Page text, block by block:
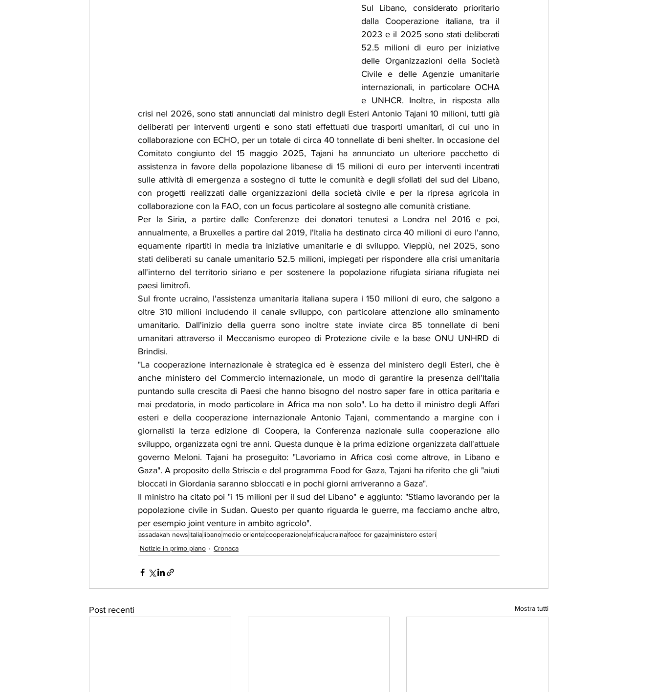
Sul Libano, considerato prioritario
dalla Cooperazione italiana, tra il
2023 e il 2025 sono stati deliberati
52.5 milioni di euro per iniziative
delle Organizzazioni della Società
Civile e delle Agenzie umanitarie
internazionali, in particolare OCHA
e UNHCR. Inoltre, in risposta alla
crisi nel 2026, sono stati annunciati dal ministro degli Esteri Antonio Tajani 10 milioni, tutti già
deliberati per interventi urgenti e sono stati effettuati due trasporti umanitari, di cui uno in
collaborazione con ECHO, per un totale di circa 40 tonnellate di beni shelter. In occasione del
Comitato congiunto del 15 maggio 2025, Tajani ha annunciato un ulteriore pacchetto di
assistenza in favore della popolazione libanese di 15 milioni di euro per interventi incentrati
sulle attività di emergenza a sostegno di tutte le comunità e degli sfollati del sud del Libano,
con progetti realizzati dalle organizzazioni della società civile e per la ripresa agricola in
collaborazione con la FAO, con un focus particolare al sostegno alle comunità cristiane.
Per la Siria, a partire dalle Conferenze dei donatori tenutesi a Londra nel 2016 e poi,
annualmente, a Bruxelles a partire dal 2019, l'Italia ha destinato circa 40 milioni di euro l'anno,
equamente ripartiti in media tra iniziative umanitarie e di sviluppo. Vieppiù, nel 2025, sono
stati deliberati su canale umanitario 52.5 milioni, impiegati per rispondere alla crisi umanitaria
all'interno del territorio siriano e per sostenere la popolazione rifugiata siriana rifugiata nei
paesi limitrofi.
Sul fronte ucraino, l'assistenza umanitaria italiana supera i 150 milioni di euro, che salgono a
oltre 310 milioni includendo il canale sviluppo, con particolare attenzione allo sminamento
umanitario. Dall'inizio della guerra sono inoltre state inviate circa 85 tonnellate di beni
umanitari attraverso il Meccanismo europeo di Protezione civile e la base ONU UNHRD di
Brindisi.
"La cooperazione internazionale è strategica ed è essenza del ministero degli Esteri, che è
anche ministero del Commercio internazionale, un modo di garantire la presenza dell'Italia
puntando sulla crescita di Paesi che hanno bisogno del nostro saper fare in ottica paritaria e
mai predatoria, in modo particolare in Africa ma non solo". Lo ha detto il ministro degli Affari
esteri e della cooperazione internazionale Antonio Tajani, commentando a margine con i
giornalisti la terza edizione di Coopera, la Conferenza nazionale sulla cooperazione allo
sviluppo, organizzata ogni tre anni. Questa dunque è la prima edizione organizzata dall'attuale
governo Meloni. Tajani ha proseguito: "Lavoriamo in Africa così come altrove, in Libano e
Gaza". A proposito della Striscia e del programma Food for Gaza, Tajani ha riferito che gli "aiuti
bloccati in Giordania saranno sbloccati e in pochi giorni arriveranno a Gaza".
Il ministro ha citato poi "i 15 milioni per il sud del Libano" e aggiunto: "Stiamo lavorando per la
popolazione civile in Sudan. Questo per quanto riguarda le guerre, ma facciamo anche altro,
per esempio joint venture in ambito agricolo".
assadakah news italialibanomedio orientecooperazioneafricaucrainafood for gazaministero esteri
Notizie in primo piano
Cronaca
Post recenti Mostra tutti